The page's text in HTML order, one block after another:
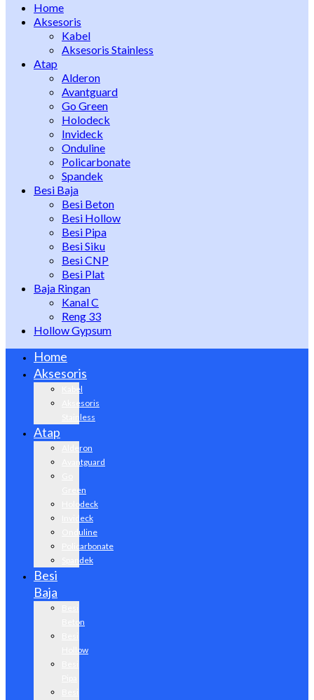
Home
Aksesoris
Kabel
Aksesoris Stainless
Atap
Alderon
Avantguard
Go Green
Holodeck
Invideck
Onduline
Policarbonate
Spandek
Besi Baja
Besi Beton
Besi Hollow
Besi Pipa
Besi Siku
Besi CNP
Besi Plat
Baja Ringan
Kanal C
Reng 33
Hollow Gypsum
Home
Aksesoris
Kabel
Aksesoris
Stainless
Atap
Alderon
Avantguard
Green
Holodeck
Invideck
Onduline
Policarbonate
Spandek
Besi
Baja
Beton
Hollow